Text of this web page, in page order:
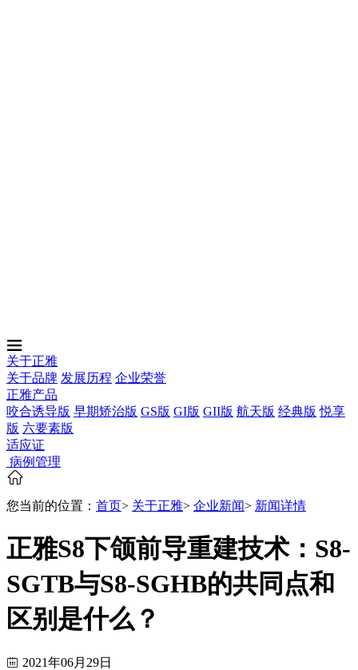
关于正雅
关于品牌 发展历程 企业荣誉
正雅产品
咬合诱导版 早期矫治版 GS版 GI版 GII版 航天版 经典版 悦享
版 六要素版
适应证
病例管理
您当前的位置： 首页> 关于正雅> 企业新闻> 新闻详情
正雅S8下颌前导重建技术：S8-
SGTB与S8-SGHB的共同点和
区别是什么？
2021年06月29日